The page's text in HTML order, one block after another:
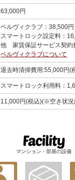
63,000円
ベルヴィクラブ：38,500円
スマートロック設定料：
他 家賃保証サービス契約
ベルヴィクラブについて
退去時清掃費用:55,000円(
スマートロック利用料：
11,000円(税込)(※空き状
マンション・部屋の設備